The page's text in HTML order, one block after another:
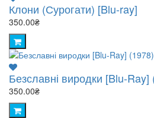
Клони (Сурогати) [Blu-ray]
350.00₴
Безславні виродки [Blu-Ray]
350.00₴